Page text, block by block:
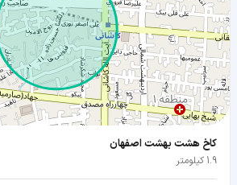
کاخ هشت بهشت اصفهان
1.9 کیلومتر